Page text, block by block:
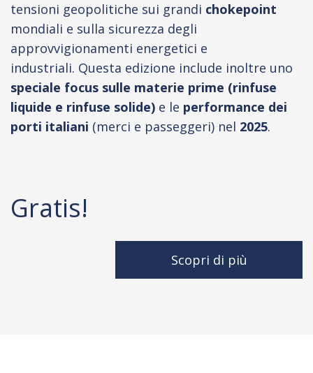
tensioni geopolitiche sui grandi chokepoint
mondiali e sulla sicurezza degli
approvvigionamenti energetici e
industriali. Questa edizione include inoltre uno
speciale focus sulle materie prime (rinfuse
liquide e rinfuse solide) e le performance dei
porti italiani (merci e passeggeri) nel 2025.
Gratis!
Scopri di più